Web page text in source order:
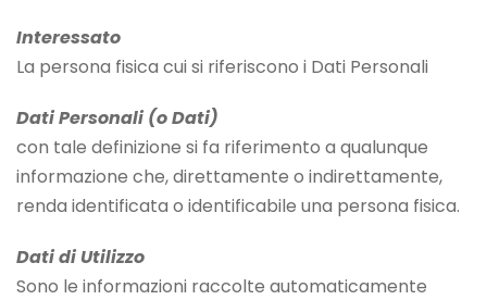
Interessato
La persona fisica cui si riferiscono i Dati Personali
Dati Personali (o Dati)
con tale definizione si fa riferimento a qualunque
informazione che, direttamente o indirettamente,
renda identificata o identificabile una persona fisica.
Dati di Utilizzo
Sono le informazioni raccolte automaticamente